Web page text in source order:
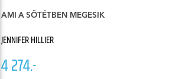
AMI A SÖTÉTBEN MEGESIK
JENNIFER HILLIER
4 274.-